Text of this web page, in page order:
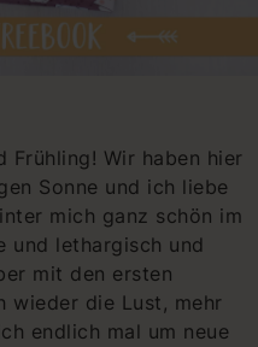
Frühling! Wir haben hier
Sonne und ich liebe
mich ganz schön im
und lethargisch und
mit den ersten
wieder die Lust, mehr
endlich mal um neue